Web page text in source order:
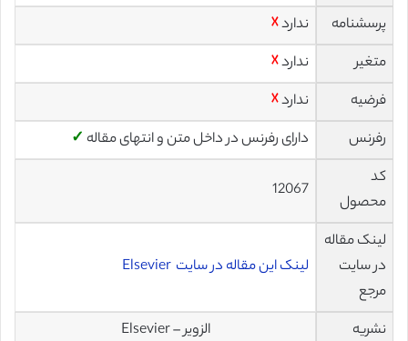
پرسشنامه ندارد☓
متغیر
ندارد☓
فرضیه
ندارد☓
رفرنس
دارای رفرنس در داخل متن و انتهای مقاله ✓
کد
محصول
12067
لینک مقاله
در سایت
مرجع
لینک این مقاله در سایت Elsevier
نشریه الزویر – Elsevier